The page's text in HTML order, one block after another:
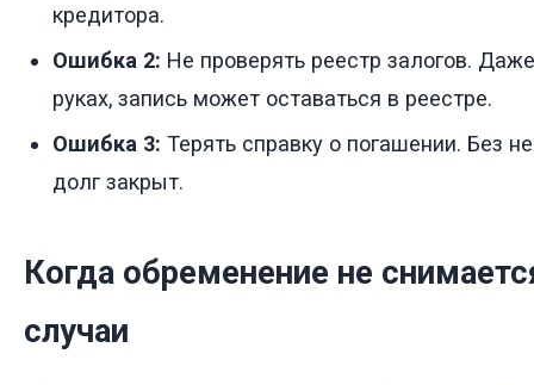
кредитора.
Ошибка 2: Не проверять реестр залогов.
руках, запись может оставаться в реестре.
Ошибка 3: Терять справку о погашении. Без
долг закрыт.
Когда обременение не
случаи